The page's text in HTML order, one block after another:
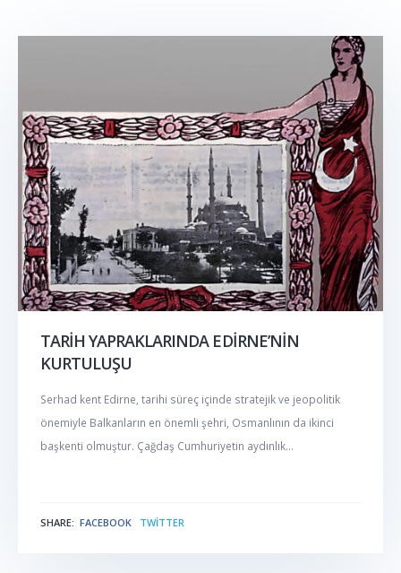
TARİH YAPRAKLARINDA EDİRNE’NİN
KURTULUŞU
Serhad kent Edirne, tarihi süreç içinde stratejik ve jeopolitik
önemiyle Balkanların en önemli şehri, Osmanlının da ikinci
başkenti olmuştur. Çağdaş Cumhuriyetin aydınlık...
SHARE: FACEBOOK TWITTER